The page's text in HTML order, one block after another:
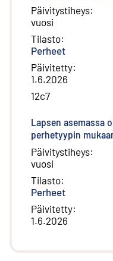
Päivitystiheys:
vuosi
Tilasto:
Perheet
Päivitetty:
1.6.2026
12c7
Lapsen asemassa
perhetyypin
Päivitystiheys:
vuosi
Tilasto:
Perheet
Päivitetty:
1.6.2026